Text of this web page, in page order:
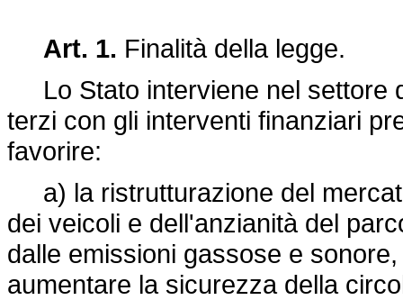
Art. 1. Finalità della legge.
Lo Stato interviene nel settore
terzi con gli interventi finanziari
favorire:
a) la ristrutturazione del
dei veicoli e dell'anzianità del
dalle emissioni gassose e
aumentare la sicurezza della